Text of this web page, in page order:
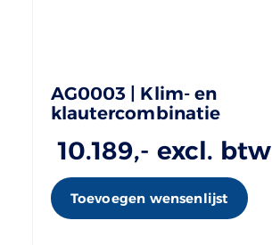
AG0003 | Klim- en
klautercombinatie
10.189,- excl. btw
Toevoegen wensenlijst